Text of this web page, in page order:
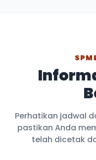
Perhatikan jadwal
pastikan Anda
telah dicetak